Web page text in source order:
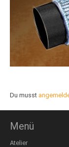
Du musst
Menü
Atelier